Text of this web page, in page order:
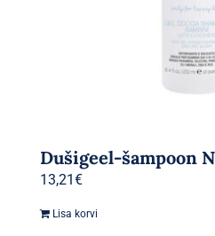
Dušigeel-šampoon
13,21€
Lisa korvi